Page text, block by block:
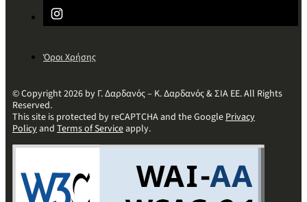
Όροι Χρήσης
© Copyright 2026 by Γ. Δαρδανός – Κ. Δαρδανός & ΣΙΑ ΕΕ. All Rights
Reserved.
This site is protected by reCAPTCHA and the GooglePrivacy
Policyand Terms of Serviceapply.